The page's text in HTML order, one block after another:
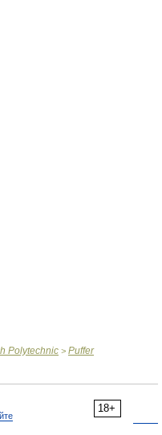
Polytechnic > Puffer
18+